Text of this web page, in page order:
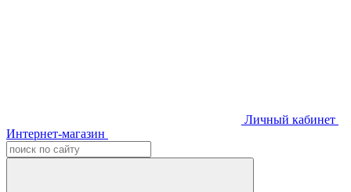
Личный кабинет
Интернет-магазин